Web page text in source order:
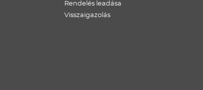
Rendelés leadása
Visszaigazolás